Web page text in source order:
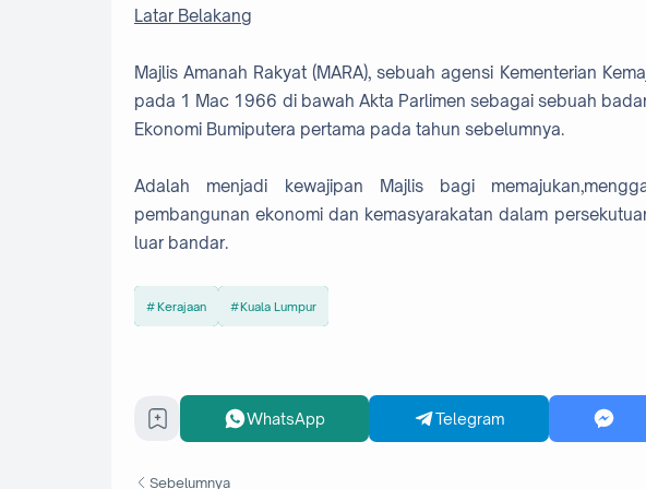
Latar Belakang
Majlis Amanah Rakyat (MARA), sebuah agensi Kementerian
pada 1 Mac 1966 di bawah Akta Parlimen sebagai sebuah
Ekonomi Bumiputera pertama pada tahun sebelumnya.
Adalah menjadi kewajipan Majlis bagi
pembangunan ekonomi dan kemasyarakatan dalam
luar bandar.
Kerajaan Kuala Lumpur
WhatsApp Telegram
Sebelumnya